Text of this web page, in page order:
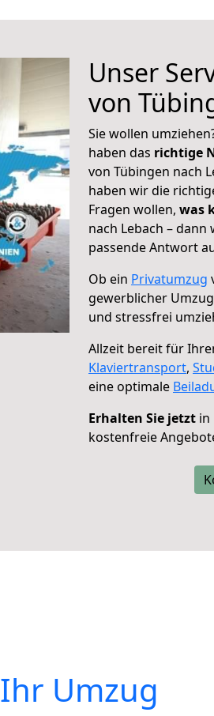
Unser
von
Sie wollen
haben das richtige
von Tübingen nach
haben wir die
Fragen wollen, was
nach Lebach –
passende Antwort
Ob ein Privatumzug
gewerblicher
und stressfrei
Allzeit bereit für
Klaviertransport,
eine optimale
Erhalten Sie jetzt in
kostenfreie
Ihr Umzug